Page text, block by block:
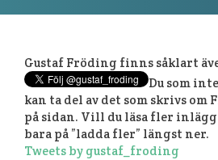
Gustaf Fröding finns såklart
Du som
kan ta del av det som skrivs
på sidan. Vill du läsa fler
bara på ”ladda fler” längst ner.
Tweets by gustaf_froding